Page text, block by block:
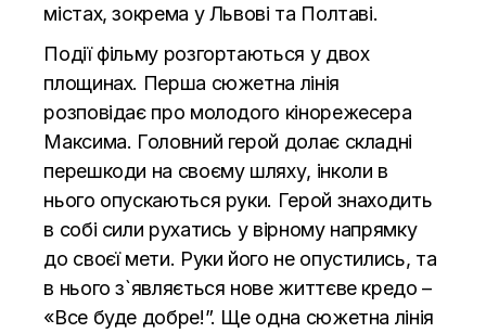
містах, зокрема у Львові та Полтаві.
Події фільму розгортаються у двох
площинах. Перша сюжетна лінія
розповідає про молодого кінорежесера
Максима. Головний герой долає складні
перешкоди на своєму шляху, інколи в
нього опускаються руки. Герой знаходить
в собі сили рухатись у вірному напрямку
до своєї мети. Руки його не опустились, та
в нього з`являється нове життєве кредо –
«Все буде добре!”. Ще одна сюжетна лінія